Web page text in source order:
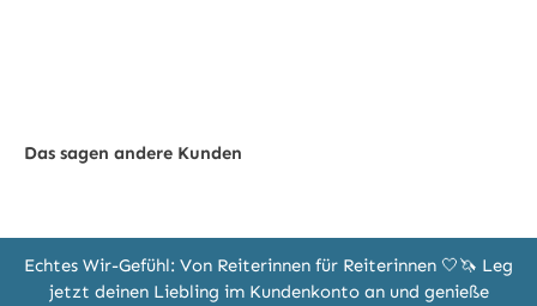
Das sagen andere Kunden
Echtes Wir-Gefühl: Von Reiterinnen für Reiterinnen 🤍🦄 Leg
jetzt deinen Liebling im Kundenkonto an und genieße